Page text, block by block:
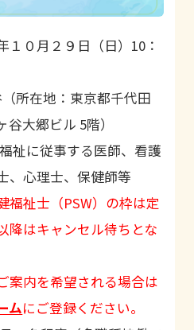
０月２９日（日） 10 ：
所在地：東京都千代田
谷大郷ビル 5階）
祉に従事する医師、看護
、心理士、保健師等
祉士（PSW）の枠は定
降はキャンセル待ちとな
案内を希望される場合は
ムにご登録ください。